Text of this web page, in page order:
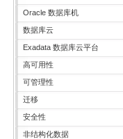
Oracle 数据库机
数据库云
Exadata 数据库云平台
高可用性
可管理性
迁移
安全性
非结构化数据